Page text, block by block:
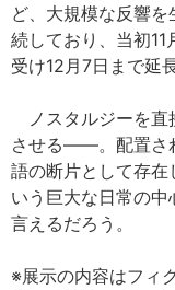
ど、大規模な反響
続しており、当初
受け12月7日まで延
ノスタルジーを直
させる——。配置さ
語の断片として存在
いう巨大な日常の中
言えるだろう。
※展示の内容はフィ